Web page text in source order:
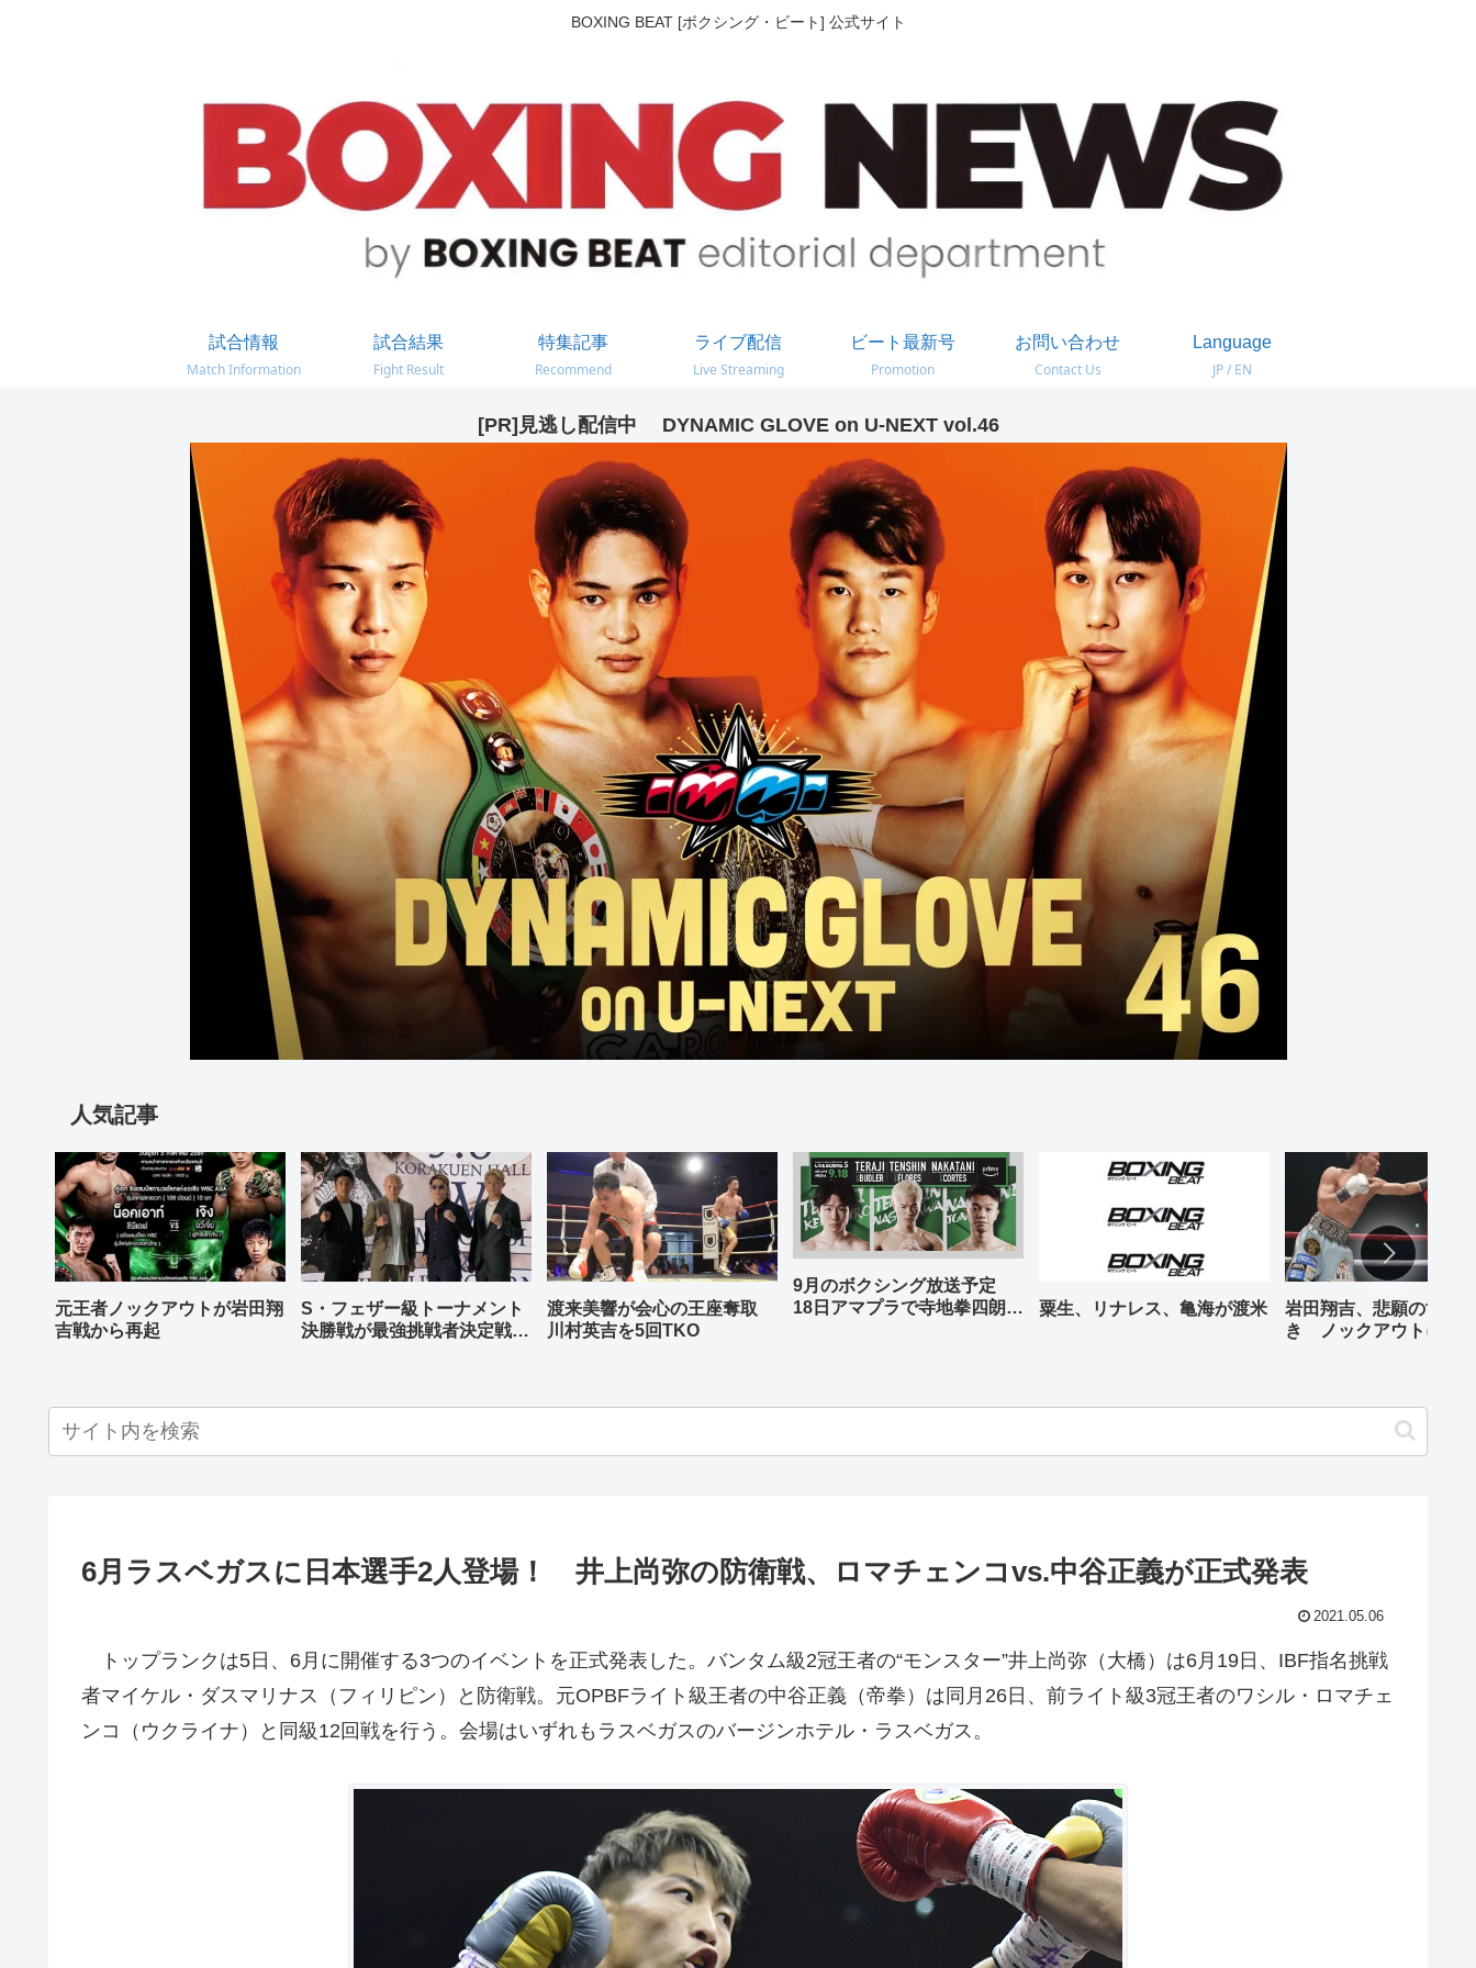
BOXING BEAT [ボクシング・ビート] 公式サイト
試合情報
Match Information
試合結果
Fight Result
特集記事
Recommend
ライブ配信
Live Streaming
ビート最新号
Promotion
お問い合わせ
Contact Us
Language
JP / EN
[PR]見逃し配信中 DYNAMIC GLOVE on U-NEXT vol.46
人気記事
元王者ノックアウトが岩田翔
吉戦から再起
S・フェザー級トーナメント
決勝戦が最強挑戦者決定戦兼
渡来美響が会心の王座奪取
川村英吉を5回TKO
9月のボクシング放送予定
18日アマプラで寺地拳四朗、
粟生、リナレス、亀海が渡米
岩田翔吉、悲願の世界
き ノックアウトに8回
6月ラスベガスに日本選手2人登場！ 井上尚弥の防衛戦、ロマチェンコvs.中谷正義が正式発表
2021.05.06
トップランクは5日、6月に開催する3つのイベントを正式発表した。バンタム級2冠王者の“モンスター”井上尚弥（大橋）は6月19日、IBF指名挑戦
者マイケル・ダスマリナス（フィリピン）と防衛戦。元OPBFライト級王者の中谷正義（帝拳）は同月26日、前ライト級3冠王者のワシル・ロマチェ
ンコ（ウクライナ）と同級12回戦を行う。会場はいずれもラスベガスのバージンホテル・ラスベガス。